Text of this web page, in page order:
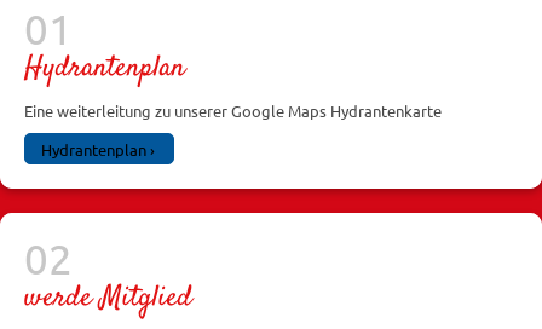
Hydrantenplan
Eine weiterleitung zu unserer Google Maps Hydrantenkarte
Hydrantenplan
werde Mitglied